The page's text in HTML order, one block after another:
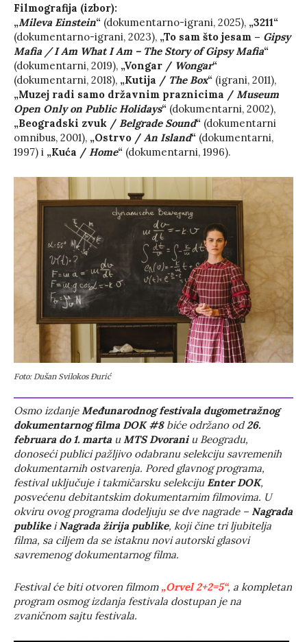
Filmografija (izbor):
„Mileva Einstein“ (dokumentarno-igrani, 2025), „3211“
(dokumentarno-igrani, 2023), „To sam što jesam – Gipsy
Mafia / I Am What I Am – The Story of Gipsy Mafia“
(dokumentarni, 2019), „Vongar / Wongar“
(dokumentarni, 2018), „Kutija / The Box“ (igrani, 2011),
„Muzej radi samo državnim praznicima / Museum
Open Only on Public Holidays“ (dokumentarni, 2002),
„Beogradski zvuk / Belgrade Sound“ (dokumentarni
omnibus, 2001), „Ostrvo / An Island“ (dokumentarni,
1997) i „Kuća / Home“ (dokumentarni, 1996).
Foto: Dušan Svilokos Đurić
Osmo izdanjeMeđunarodnog festivala dugometražnog
dokumentarnog filma DOK #8biće održano od26.
februara do 1. marta uMTS Dvoraniu Beogradu,
donoseći publici pažljivo odabranu selekciju savremenih
dokumentarnih ostvarenja. Pored glavnog programa,
festival uključuje i takmičarsku selekcijuEnter DOK,
posvećenu debitantskim dokumentarnim filmovima. U
okviru ovog programa dodeljuju se dve nagrade – Nagrada
publikeiNagrada žirija publike, koji čine tri ljubitelja
filma, sa ciljem da se istaknu novi autorski glasovi
savremenog dokumentarnog filma.
Festival će biti otvoren filmom „Orvel 2+2=5“, a kompletan
program osmog izdanja festivala dostupan je na
zvaničnom sajtu festivala.